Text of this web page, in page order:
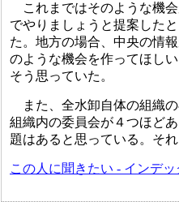
これまではそのような機
でやりましょうと提案した
た。地方の場合、中央の情
のような機会を作ってほし
そう思っていた。
また、全水卸自体の組織
組織内の委員会が４つほど
題はあると思っている。そ
この人に聞きたい - インデ